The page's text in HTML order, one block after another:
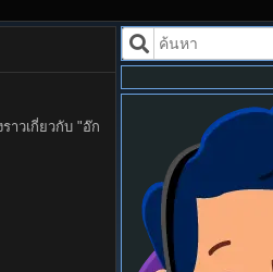
าวเกี่ยวกับ "อ๊ก